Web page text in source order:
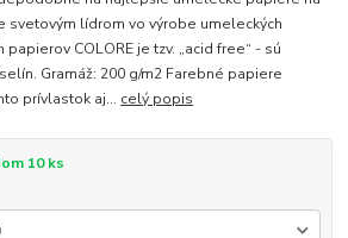
svetovým lídrom vo výrobe umeleckých
COLORE je tzv. „acid free“ - sú
Gramáž: 200 g/m2 Farebné papiere
prívlastok aj... celý popis
10 ks